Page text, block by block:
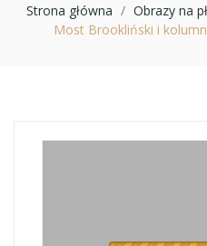
Strona główna Obrazy na
Most Brookliński i